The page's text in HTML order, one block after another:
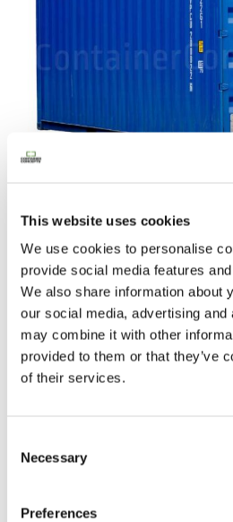
This website uses cookies
We use cookies to personalise
provide social media features
We also share information about
our social media, advertising
may combine it with other
provided to them or that they’ve
of their services.
Selection
Necessary
Preferences
Ajouter au